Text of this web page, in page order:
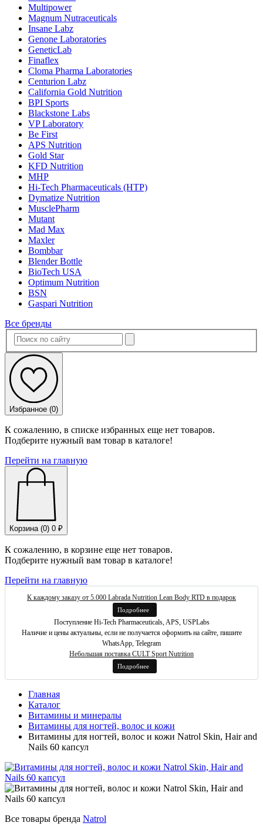
Multipower
Magnum Nutraceuticals
Insane Labz
Genone Laboratories
GeneticLab
Finaflex
Cloma Pharma Laboratories
Centurion Labz
California Gold Nutrition
BPI Sports
Blackstone Labs
VP Laboratory
Be First
APS Nutrition
Gold Star
KFD Nutrition
MHP
Hi-Tech Pharmaceuticals (HTP)
Dymatize Nutrition
MusclePharm
Mutant
Mad Max
Maxler
Bombbar
Blender Bottle
BioTech USA
Optimum Nutrition
BSN
Gaspari Nutrition
Все бренды
Избранное (0)
К сожалению, в списке избранных еще нет товаров.
Подберите нужный вам товар в каталоге!
Перейти на главную
Корзина (0) 0 ₽
К сожалению, в корзине еще нет товаров.
Подберите нужный вам товар в каталоге!
Перейти на главную
К каждому заказу от 5.000 Labrada Nutrition Lean Body RTD в подарок
Подробнее
Поступление Hi-Tech Pharmaceuticals, APS, USPLabs
Наличие и цены актуальны, если не получается оформить на сайте, пишите
WhatsApp, Telegram
Небольшая поставка CULT Sport Nutrition
Подробнее
Главная
Каталог
Витамины и минералы
Витамины для ногтей, волос и кожи
Витамины для ногтей, волос и кожи Natrol Skin, Hair and
Nails 60 капсул
Все товары бренда Natrol